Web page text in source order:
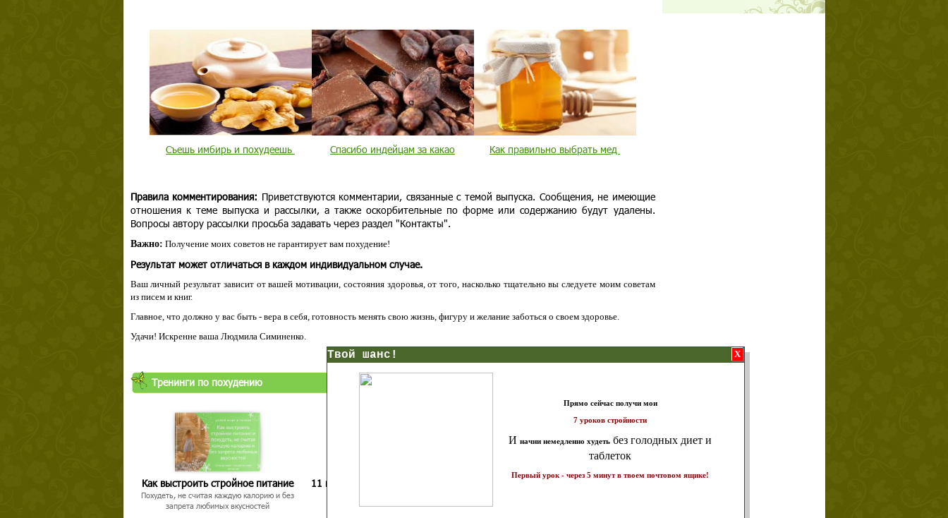
Съешь имбирь и похудеешь Спасибо индейцам за какао Как правильно выбрать мед
Правила комментирования: Приветствуются комментарии, связанные с темой выпуска. Сообщения, не имеющие
отношения к теме выпуска и рассылки, а также оскорбительные по форме или содержанию будут удалены.
Вопросы автору рассылки просьба задавать через раздел "Контакты".
Важно: Получение моих советов не гарантирует вам похудение!
Результат может отличаться в каждом индивидуальном случае.
Ваш личный результат зависит от вашей мотивации, состояния здоровья, от того, насколько тщательно вы следуете моим советам
из писем и книг.
Главное, что должно у вас быть - вера в себя, готовность менять свою жизнь, фигуру и желание заботься о своем здоровье.
Удачи! Искренне ваша Людмила Симиненко.
Тренинги по похудению
Как выстроить стройное питание
Похудеть, не считая каждую калорию и без
запрета любимых вкусностей
11 каратов стройности для занятых
Простая система похудения
Как запустить жиросжигание за 7
Твой шанс!
Прямо сейчас получи мои
7 уроков стройности
начни немедленно худетьбез голодных диет и
Первый урок - через 5 минут в твоем почтовом ящике!